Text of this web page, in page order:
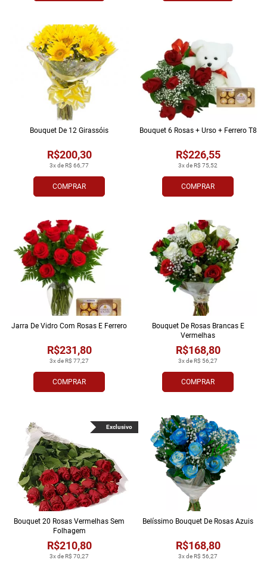
COMPRAR
3x de R$ 66,77
R$200,30
Bouquet De 12 Girassóis
COMPRAR
3x de R$ 75,52
R$226,55
Bouquet 6 Rosas + Urso + Ferrero T8
COMPRAR
3x de R$ 77,27
R$231,80
Jarra De Vidro Com Rosas E Ferrero
COMPRAR
3x de R$ 56,27
R$168,80
Bouquet De Rosas Brancas E
Vermelhas
3x de R$ 70,27
R$210,80
Bouquet 20 Rosas Vermelhas Sem
Folhagem
Exclusivo
3x de R$ 56,27
R$168,80
Belíssimo Bouquet De Rosas Azuis